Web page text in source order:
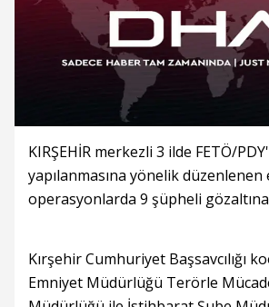
KIRŞEHİR merkezli 3 ilde FETÖ/
yapılanmasına yönelik düzenlenen
operasyonlarda 9 şüpheli gözaltına
Kırşehir Cumhuriyet Başsavcılığı
Emniyet Müdürlüğü Terörle